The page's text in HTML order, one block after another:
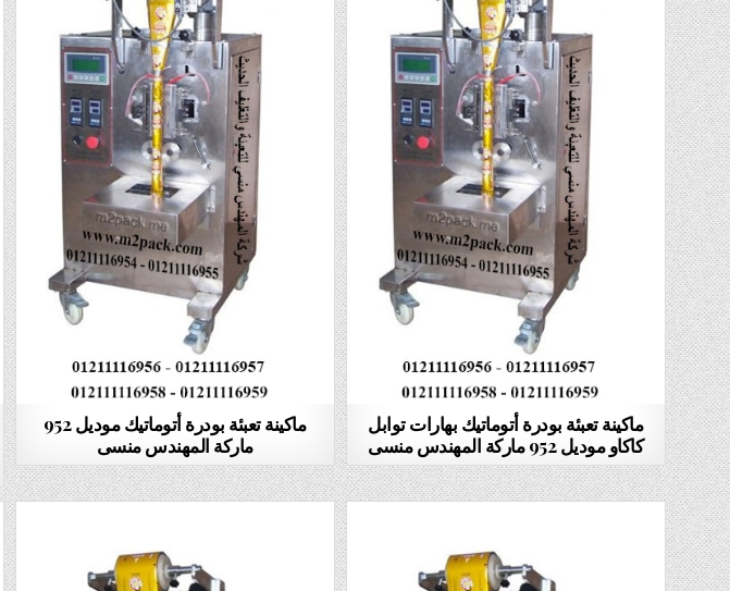
ماكينة تعبئة بودرة أتوماتيك موديل 952
ماركة المهندس منسى
ماكينة تعبئة بودرة أتوماتيك بهارات توابل
كاكاو موديل 952 ماركة المهندس منسى